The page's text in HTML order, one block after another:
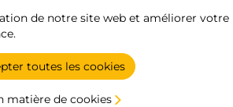
de notre site web et améliorer votre
toutes les cookies
matière de cookies